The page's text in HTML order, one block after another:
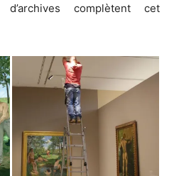
complètent cet